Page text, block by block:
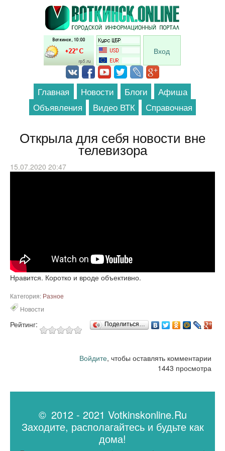
Перейти к основному содержанию
Вход
Главная Новости Блоги
Афиша
Объявления
Видео ВТК Справочная
Открыла для себя новости вне
телевизора
15.07.2020 20:47
Нравится. Коротко и вроде объективно.
Категория: Разное
Новости
Рейтинг: Поделиться…
Войдите, чтобы оставлять комментарии
1443 просмотра
© 2012 - 2021 Votkinskonline.Ru
Заходите, располагайтесь и будьте как
дома!